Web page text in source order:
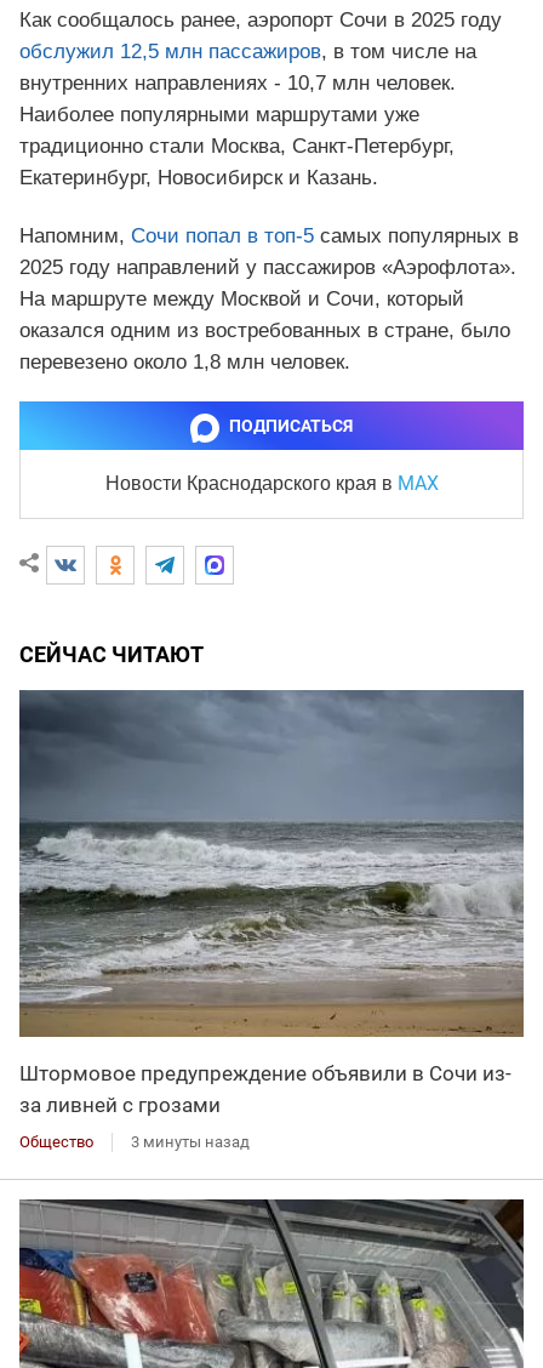
Как сообщалось ранее, аэропорт Сочи в 2025 году
обслужил 12,5 млн пассажиров, в том числе на
внутренних направлениях - 10,7 млн человек.
Наиболее популярными маршрутами уже
традиционно стали Москва, Санкт-Петербург,
Екатеринбург, Новосибирск и Казань.
Напомним, Сочи попал в топ-5 самых популярных в
2025 году направлений у пассажиров «Аэрофлота».
На маршруте между Москвой и Сочи, который
оказался одним из востребованных в стране, было
перевезено около 1,8 млн человек.
ПОДПИСАТЬСЯ
Новости Краснодарского края в MAX
СЕЙЧАС ЧИТАЮТ
Штормовое предупреждение объявили в Сочи из-
за ливней с грозами
Общество 3 минуты назад